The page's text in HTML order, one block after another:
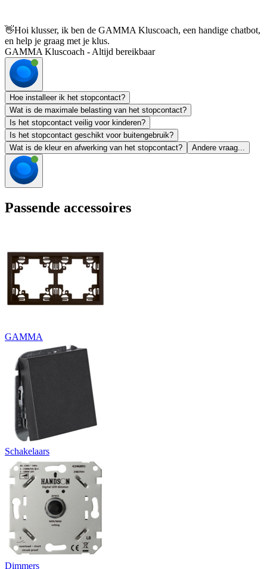
👋Hoi klusser, ik ben de GAMMA Kluscoach, een handige chatbot,
en help je graag met je klus.
GAMMA Kluscoach - Altijd bereikbaar
Hoe installeer ik het stopcontact?
Wat is de maximale belasting van het stopcontact?
Is het stopcontact veilig voor kinderen?
Is het stopcontact geschikt voor buitengebruik?
Wat is de kleur en afwerking van het stopcontact?
Andere vraag...
Passende accessoires
GAMMA
Schakelaars
Dimmers